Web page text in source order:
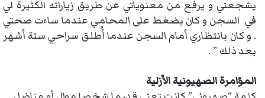
يشجعني و يرفع من معنوياتي عن طريق زياراته الكثيرة لي
في السجن و كان يضغط على المحامي عندما ساءت صحتي
. و كان بانتظاري أمام السجن عندما أُطلق سراحي ستة أشهر
بعد ذلك ” .
المؤامرة الصهيونية الأزلية